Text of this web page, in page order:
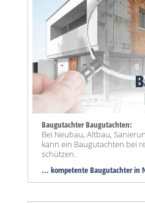
Baugutachter Baugutachten:
Bei Neubau, Altbau,
kann ein Baugutachten bei
schützen.
... kompetente Baugutachter in